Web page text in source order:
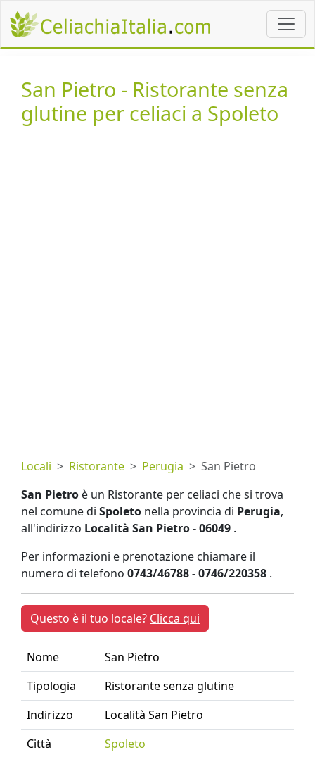
San Pietro - Ristorante senza
glutine per celiaci a Spoleto
Locali Ristorante Perugia
San Pietro
San Pietro è un Ristorante per celiaci che si trova
nel comune di Spoleto nella provincia di Perugia,
all'indirizzo Località San Pietro - 06049 .
Per informazioni e prenotazione chiamare il
numero di telefono 0743/46788 - 0746/220358 .
Questo è il tuo locale? Clicca qui
Nome
San Pietro
Tipologia
Ristorante senza glutine
Indirizzo
Località San Pietro
Città
Spoleto